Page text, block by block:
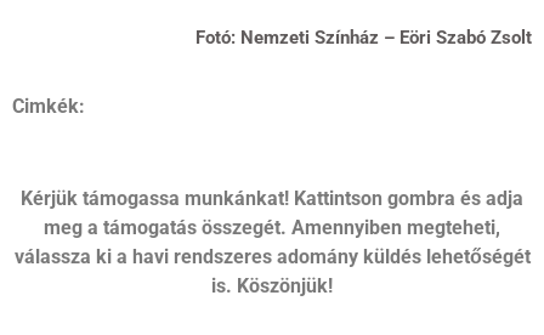
Fotó: Nemzeti Színház – Eöri Szabó Zsolt
Cimkék:
Kérjük támogassa munkánkat! Kattintson gombra és adja
meg a támogatás összegét. Amennyiben megteheti,
válassza ki a havi rendszeres adomány küldés lehetőségét
is. Köszönjük!